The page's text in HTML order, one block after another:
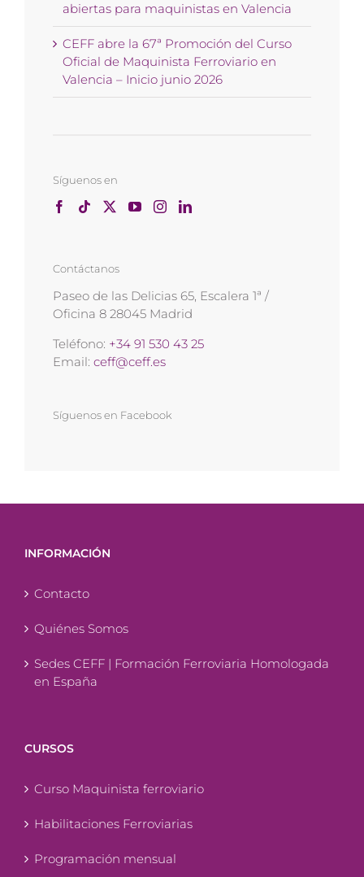
abiertas para maquinistas en Valencia
CEFF abre la 67ª Promoción del Curso
Oficial de Maquinista Ferroviario en
Valencia – Inicio junio 2026
Síguenos en
Contáctanos
Paseo de las Delicias 65, Escalera 1ª /
Oficina 8 28045 Madrid
Teléfono: +34 91 530 43 25
Email: ceff@ceff.es
Síguenos en Facebook
INFORMACIÓN
Contacto
Quiénes Somos
Sedes CEFF | Formación Ferroviaria Homologada
en España
CURSOS
Curso Maquinista ferroviario
Habilitaciones Ferroviarias
Programación mensual